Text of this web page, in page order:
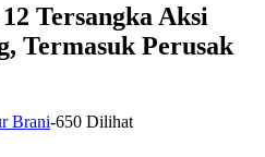
Tersangka Aksi
Termasuk Perusak
Brani-650 Dilihat